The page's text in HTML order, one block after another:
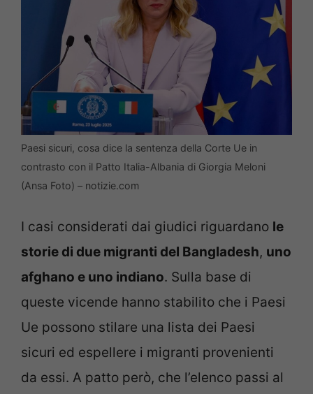
Paesi sicuri, cosa dice la sentenza della Corte Ue in
contrasto con il Patto Italia-Albania di Giorgia Meloni
(Ansa Foto) – notizie.com
I casi considerati dai giudici riguardano le
storie di due migranti del Bangladesh, uno
afghano e uno indiano. Sulla base di
queste vicende hanno stabilito che i Paesi
Ue possono stilare una lista dei Paesi
sicuri ed espellere i migranti provenienti
da essi. A patto però, che l’elenco passi al